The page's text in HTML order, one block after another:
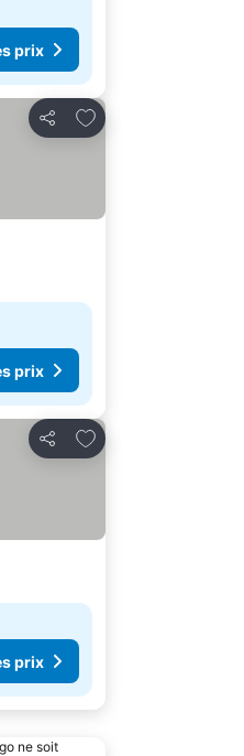
prix
Partager
Ajouter à mes favoris
prix
Partager
Ajouter à mes favoris
prix
ne soit